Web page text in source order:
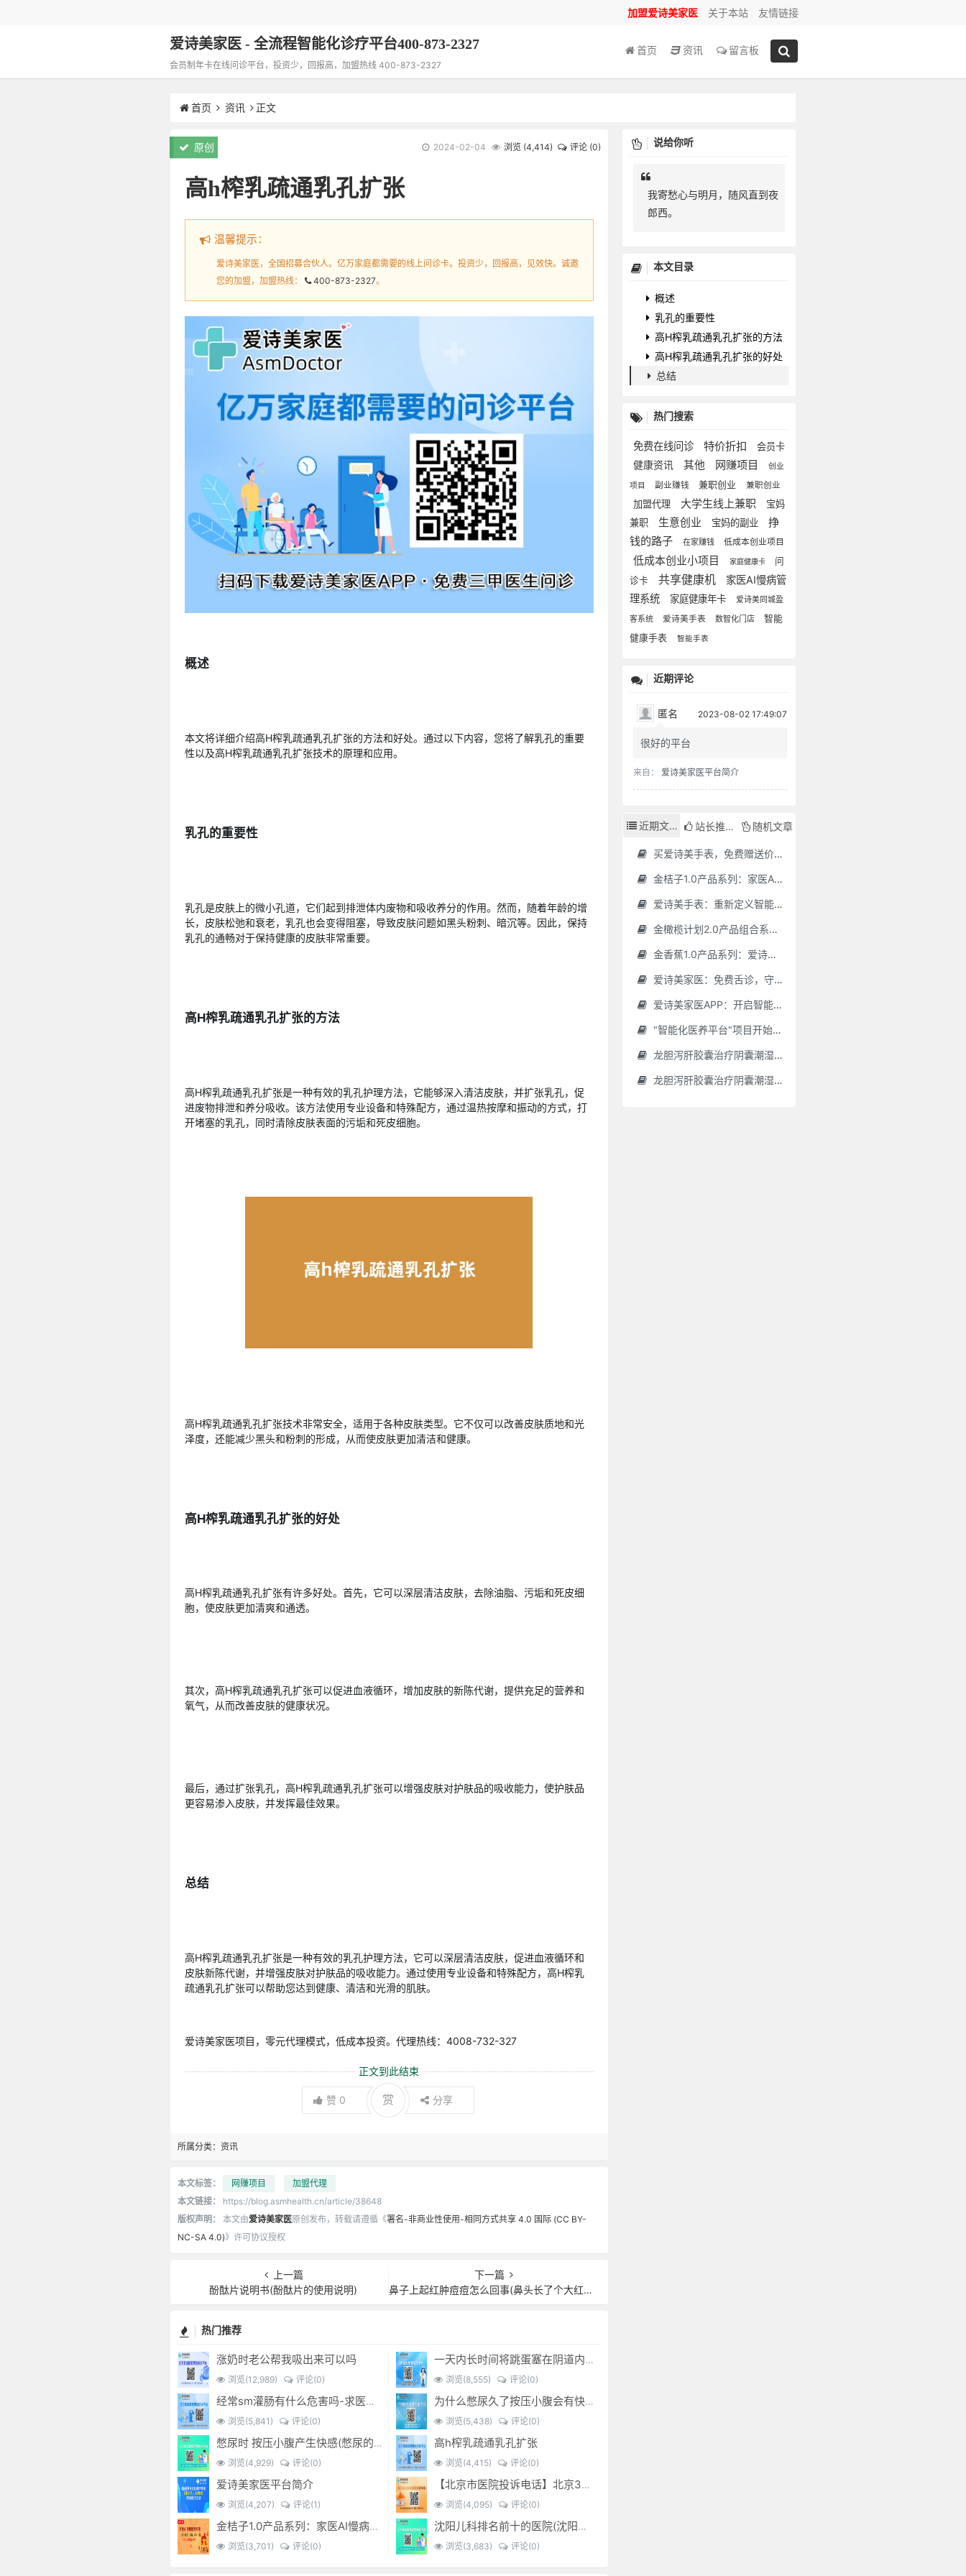
加盟爱诗美家医 关于本站 友情链接
爱诗美家医 - 全流程智能化诊疗平台400-873-2327
会员制年卡在线问诊平台，投资少，回报高，加盟热线 400-873-2327
首页 资讯 留言板
首页 资讯 正文
原创 2024-02-04 浏览 (4,414) 评论 (0)
高h榨乳疏通乳孔扩张
温馨提示：
爱诗美家医，全国招募合伙人。亿万家庭都需要的线上问诊卡。投资少，回报高，见效快。诚邀
您的加盟，加盟热线：
400-873-2327。
概述
本文将详细介绍高H榨乳疏通乳孔扩张的方法和好处。通过以下内容，您将了解乳孔的重要
性以及高H榨乳疏通乳孔扩张技术的原理和应用。
乳孔的重要性
乳孔是皮肤上的微小孔道，它们起到排泄体内废物和吸收养分的作用。然而，随着年龄的增
长，皮肤松弛和衰老，乳孔也会变得阻塞，导致皮肤问题如黑头粉刺、暗沉等。因此，保持
乳孔的通畅对于保持健康的皮肤非常重要。
高H榨乳疏通乳孔扩张的方法
高H榨乳疏通乳孔扩张是一种有效的乳孔护理方法，它能够深入清洁皮肤，并扩张乳孔，促
进废物排泄和养分吸收。该方法使用专业设备和特殊配方，通过温热按摩和振动的方式，打
开堵塞的乳孔，同时清除皮肤表面的污垢和死皮细胞。
高H榨乳疏通乳孔扩张技术非常安全，适用于各种皮肤类型。它不仅可以改善皮肤质地和光
泽度，还能减少黑头和粉刺的形成，从而使皮肤更加清洁和健康。
高H榨乳疏通乳孔扩张的好处
高H榨乳疏通乳孔扩张有许多好处。首先，它可以深层清洁皮肤，去除油脂、污垢和死皮细
胞，使皮肤更加清爽和通透。
其次，高H榨乳疏通乳孔扩张可以促进血液循环，增加皮肤的新陈代谢，提供充足的营养和
氧气，从而改善皮肤的健康状况。
最后，通过扩张乳孔，高H榨乳疏通乳孔扩张可以增强皮肤对护肤品的吸收能力，使护肤品
更容易渗入皮肤，并发挥最佳效果。
总结
高H榨乳疏通乳孔扩张是一种有效的乳孔护理方法，它可以深层清洁皮肤，促进血液循环和
皮肤新陈代谢，并增强皮肤对护肤品的吸收能力。通过使用专业设备和特殊配方，高H榨乳
疏通乳孔扩张可以帮助您达到健康、清洁和光滑的肌肤。
爱诗美家医项目，零元代理模式，低成本投资。代理热线：4008-732-327
正文到此结束
赞 0 赏 分享
所属分类： 资讯
本文标签： 网赚项目
加盟代理
本文链接：
https://blog.asmhealth.cn/article/38648
版权声明：
本文由爱诗美家医原创发布，转载请遵循《署名-非商业性使用-相同方式共享 4.0 国际 (CC BY-
NC-SA 4.0)》许可协议授权
上一篇
酚酞片说明书(酚酞片的使用说明)
下一篇
鼻子上起红肿痘痘怎么回事(鼻头长了个大红痘痘怎么消除)
热门推荐
涨奶时老公帮我吸出来可以吗
浏览(12,989) 评论(0)
一天内长时间将跳蛋塞在阴道内 有什么危害免...(跳蛋是放哪里)
浏览(8,555) 评论(0)
经常sm灌肠有什么危害吗-求医问药-
浏览(5,841) 评论(0)
为什么憋尿久了按压小腹会有快感_-
浏览(5,438) 评论(0)
憋尿时 按压小腹产生快感(憋尿的时候按压小腹是什么感觉)
浏览(4,929) 评论(0)
高h榨乳疏通乳孔扩张
浏览(4,415) 评论(0)
爱诗美家医平台简介
浏览(4,207) 评论(1)
【北京市医院投诉电话】北京301医院电话--(北京301医院投诉电话多少)
浏览(4,095) 评论(0)
金桔子1.0产品系列：家医AI慢病管理项目全国招募区域合伙人，低投入，高回报，长收益
浏览(3,701) 评论(0)
沈阳儿科排名前十的医院(沈阳儿科最好的医院)
浏览(3,683) 评论(0)
说给你听
我寄愁心与明月，随风直到夜
郎西。
本文目录
概述
乳孔的重要性
高H榨乳疏通乳孔扩张的方法
高H榨乳疏通乳孔扩张的好处
总结
热门搜索
免费在线问诊 特价折扣
会员卡
健康资讯
其他 网赚项目 创业
项目 副业赚钱 兼职创业 兼职创业
加盟代理 大学生线上兼职
宝妈
兼职
生意创业 宝妈的副业
挣
钱的路子
在家赚钱 低成本创业项目
低成本创业小项目 家庭健康卡
问
诊卡
共享健康机
家医AI慢病管
理系统
家庭健康年卡
爱诗美同城盈
客系统
爱诗美手表 数智化门店
智能
健康手表
智能手表
近期评论
匿名 2023-08-02 17:49:07
很好的平台
来自： 爱诗美家医平台简介
近期文章 站长推荐 随机文章
买爱诗美手表，免费赠送价值30000元的数智化门店系统一套（含硬件）
金桔子1.0产品系列：家医AI慢病管理项目全国招募区域合伙人，低投入，高回报，长收益
爱诗美手表：重新定义智能健康管理的“医疗级守护者”
金橄榄计划2.0产品组合系列：健康分布机（健康一体机）+慢病管理系统，可落地在健康小屋，社区服务中心等等
金香蕉1.0产品系列：爱诗美家医健康分布机，健康一体机，社区服务中心，药店，健康小屋都需要
爱诗美家医：免费舌诊，守护您的健康之旅
爱诗美家医APP：开启智能舌诊新时代.舌诊app软件有哪些 好用的舌诊app大全
"智能化医养平台"项目开始招商了，零加盟费，终身自动赚钱
龙胆泻肝胶囊治疗阴囊潮湿吗(龙胆泻肝胶囊治疗阴囊潮湿吗怎么服用)
龙胆泻肝胶囊治疗阴囊潮湿吗怎么服用(龙胆泻肝胶囊治疗阴囊潮湿吗怎么服用效果好)